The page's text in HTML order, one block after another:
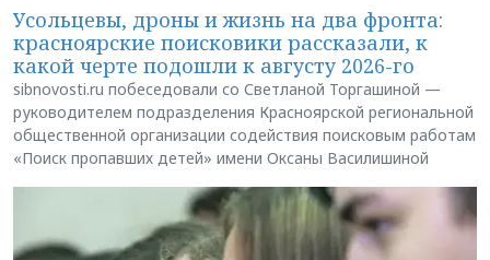
Усольцевы, дроны и жизнь на два фронта:
красноярские поисковики рассказали, к
какой черте подошли к августу 2026-го
sibnovosti.ru побеседовали со Светланой Торгашиной —
руководителем подразделения Красноярской региональной
общественной организации содействия поисковым работам
«Поиск пропавших детей» имени Оксаны Василишиной